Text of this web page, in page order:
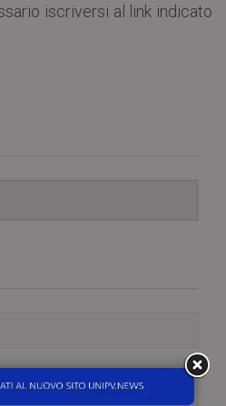
iscriversi al link indicato